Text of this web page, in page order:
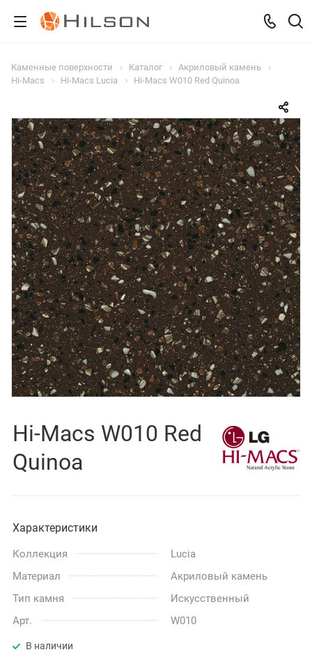
Каменные поверхности Каталог
Акриловый камень
Hi-Macs
Hi-Macs Lucia Hi-Macs W010 Red Quinoa
Hi-Macs W010 Red
Quinoa
Характеристики
Коллекция
Lucia
Материал
Акриловый камень
Тип камня
Искусственный
Арт.
W010
В наличии